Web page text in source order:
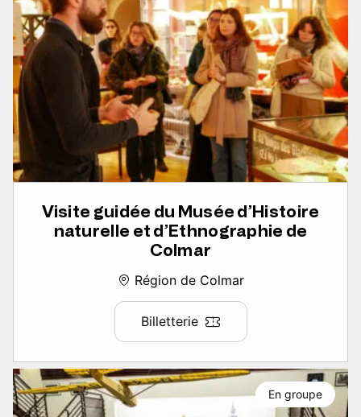
Visite guidée du Musée d’Histoire
naturelle et d’Ethnographie de
Colmar
Région de Colmar
Billetterie
En groupe